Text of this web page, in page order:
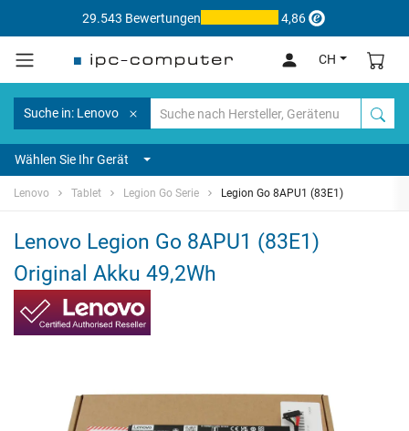
29.543 Bewertungen 4,86
CH
Suche in: Lenovo
Wählen Sie Ihr Gerät
Lenovo Tablet Legion Go Serie Legion Go 8APU1 (83E1)
Lenovo Legion Go 8APU1 (83E1)
Original Akku 49,2Wh